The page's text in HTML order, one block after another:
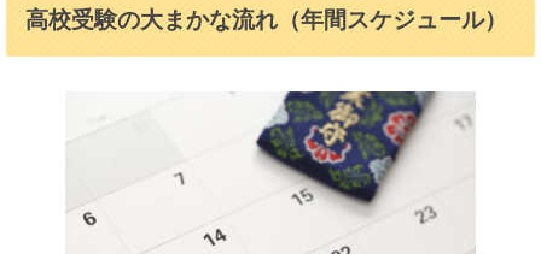
高校受験の大まかな流れ（年間スケジュール）